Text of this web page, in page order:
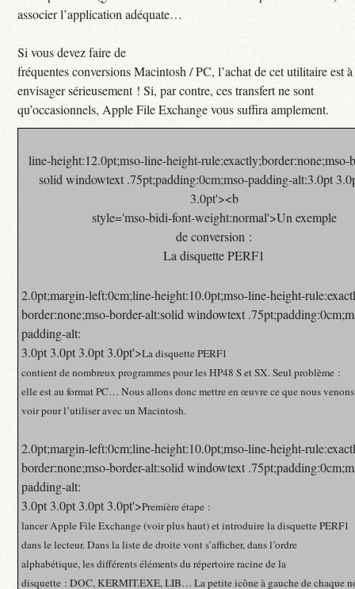
associer l’application adéquate…
Si vous devez faire de
fréquentes conversions Macintosh / PC, l’achat de cet utilitaire est à
envisager sérieusement ! Si, par contre, ces transfert ne sont
qu’occasionnels, Apple File Exchange vous suffira amplement.
line-height:12.0pt;mso-line-height-rule:exactly;border:none;mso-
solid windowtext .75pt;padding:0cm;mso-padding-alt:3.0pt
3.0pt'><b
style='mso-bidi-font-weight:normal'>Un exemple
de conversion :
La disquette PERF1
2.0pt;margin-left:0cm;line-height:10.0pt;mso-line-height-
border:none;mso-border-alt:solid windowtext
padding-alt:
3.0pt 3.0pt 3.0pt 3.0pt'>La disquette PERF1
contient de nombreux programmes pour les HP48 S et SX. Seul problème :
elle est au format PC… Nous allons donc mettre en œuvre ce que nous
voir pour l’utiliser avec un Macintosh.
2.0pt;margin-left:0cm;line-height:10.0pt;mso-line-height-
border:none;mso-border-alt:solid windowtext
padding-alt:
3.0pt 3.0pt 3.0pt 3.0pt'>Première étape :
lancer Apple File Exchange (voir plus haut) et introduire la disquette PERF1
dans le lecteur. Dans la liste de droite vont s’afficher, dans l’ordre
alphabétique, les différents éléments du répertoire racine de la
disquette : DOC, KERMIT.EXE, LIB… La petite icône à gauche de chaque